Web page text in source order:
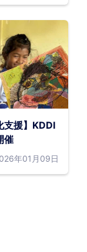
支援】KDDI
催
年01月09日